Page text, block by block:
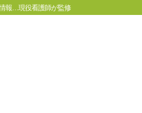
報…現役看護師が監修